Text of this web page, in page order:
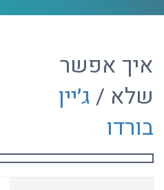
איך אפשר
שלא /ג׳יין
בורדו